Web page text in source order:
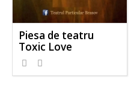
Piesa de teatru
Toxic Love